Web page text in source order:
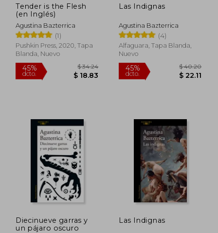
Tender is the Flesh
(en Inglés)
Agustina Bazterrica
(1)
Pushkin Press, 2020, Tapa
Blanda, Nuevo
45%
dcto.
Las Indignas
Agustina Bazterrica
(4)
Alfaguara, Tapa Blanda,
Nuevo
45%
dcto.
Diecinueve garras y
un pájaro oscuro
Las Indignas